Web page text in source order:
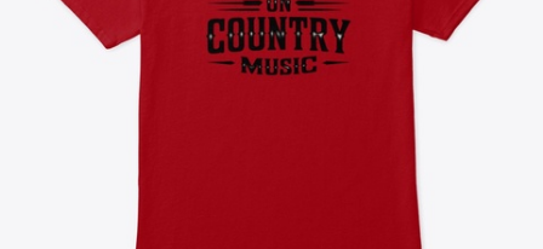
Venda en todas partes